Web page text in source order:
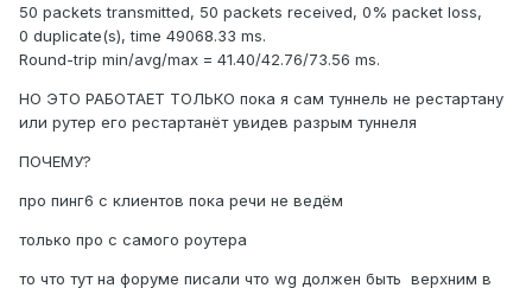
50 packets transmitted, 50 packets received, 0% packet loss,
0 duplicate(s), time 49068.33 ms.
Round-trip min/avg/max = 41.40/42.76/73.56 ms.
НО ЭТО РАБОТАЕТ ТОЛЬКО пока я сам туннель не рестартану
или рутер его рестартанёт увидев разрым туннеля
ПОЧЕМУ?
про пинг6 с клиентов пока речи не ведём
только про с самого роутера
то что тут на форуме писали что wg должен быть верхним в